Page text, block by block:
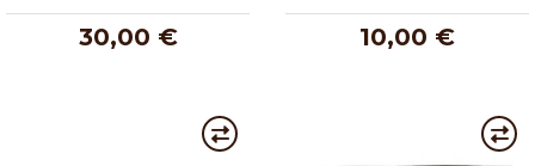
30,00 € 10,00 €